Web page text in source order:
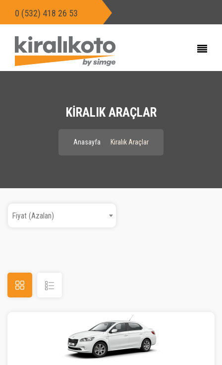
0 (532) 418 26 53
KIRALIK ARAÇLAR
Anasayfa Kiralık Araçlar
Fiyat (Azalan)
Fiyat (Azalan)